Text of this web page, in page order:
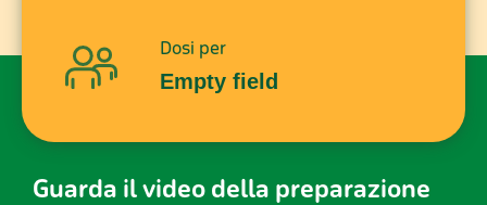
Dosi per
Empty field
Guarda il video della preparazione